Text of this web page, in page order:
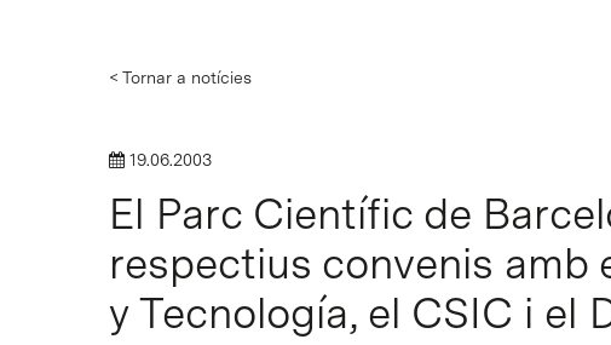
Intro per buscar o ESC per tancar
< Tornar a notícies
19.06.2003
El Parc Científic de
respectius convenis amb
y Tecnología, el CSIC i el